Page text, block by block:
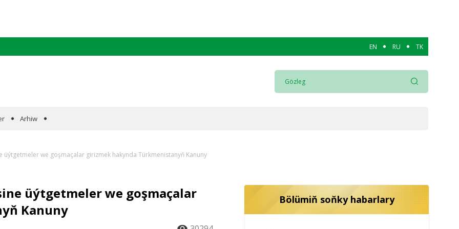
EN RU TK
Arhiw
we goşmaçalar girizmek hakynda Türkmenistanyň Kanuny
üýtgetmeler we goşmaçalar
Kanuny
Bölümiň soňky habarlary